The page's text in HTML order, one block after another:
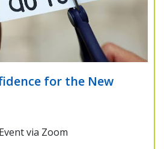
for the New
via Zoom